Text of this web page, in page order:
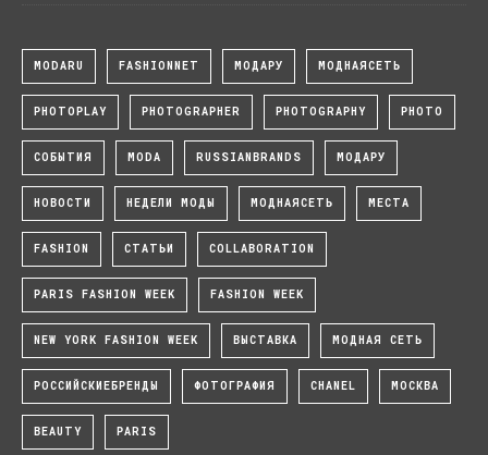
MODARU FASHIONNET МОДАРУ МОДНАЯСЕТЬ
PHOTOPLAY PHOTOGRAPHER PHOTOGRAPHY PHOTO
СОБЫТИЯ MODA RUSSIANBRANDS МОДАРУ
НОВОСТИ НЕДЕЛИ МОДЫ МОДНАЯСЕТЬ МЕСТА
FASHION СТАТЬИ COLLABORATION
PARIS FASHION WEEK FASHION WEEK
NEW YORK FASHION WEEK ВЫСТАВКА МОДНАЯ СЕТЬ
РОССИЙСКИЕБРЕНДЫ ФОТОГРАФИЯ CHANEL МОСКВА
BEAUTY PARIS